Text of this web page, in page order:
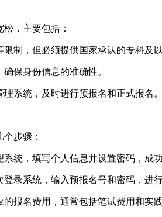
，主要包括：
制，但必须提供国家承认的专科及
保身份信息的准确性。
系统，及时进行预报名和正式报名。
步骤：
统，填写个人信息并设置密码，成
录系统，输入预报名号和密码，进
报名费用，通常包括笔试费用和实践